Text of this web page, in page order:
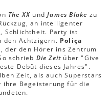
The XX undJames Blake zu
an intelligenter
Schlichtheit. Party ist
den Achtzigern. Poliça
der den Hörer ins Zentrum
schrieb Die Zeit über "Give
Debüt dieses Jahres".
Zeit, als auch Superstars
ihre Begeisterung für die